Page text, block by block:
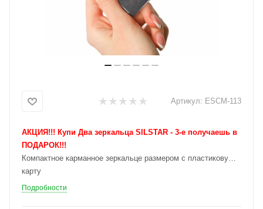
Артикул: ESCM-113
АКЦИЯ!!! Купи Два зеркальца SILSTAR - 3-е получаешь в
ПОДАРОК!!!
Компактное карманное зеркальце размером с пластиковую
карту
Подробности